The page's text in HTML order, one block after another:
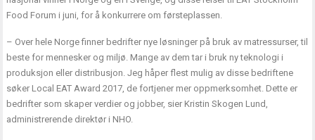
Food Forum i juni, for å konkurrere om førsteplassen.
– Over hele Norge finner bedrifter nye løsninger på bruk av matressurser, til
beste for mennesker og miljø. Mange av dem tar i bruk ny teknologi i
produksjon eller distribusjon. Jeg håper flest mulig av disse bedriftene
søker Local EAT Award 2017, de fortjener mer oppmerksomhet. Dette er
bedrifter som skaper verdier og jobber, sier Kristin Skogen Lund,
administrerende direktør i NHO.